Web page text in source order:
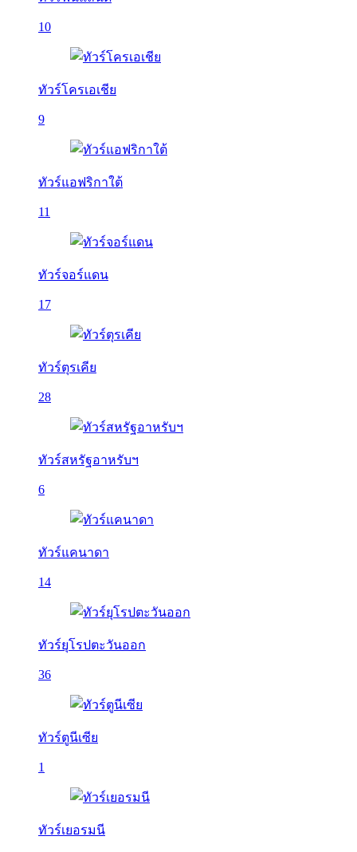
10
ทัวร์โครเอเชีย
9
ทัวร์แอฟริกาใต้
11
ทัวร์จอร์แดน
17
ทัวร์ตุรเคีย
28
ทัวร์สหรัฐอาหรับฯ
6
ทัวร์แคนาดา
14
ทัวร์ยุโรปตะวันออก
36
ทัวร์ตูนีเซีย
1
ทัวร์เยอรมนี